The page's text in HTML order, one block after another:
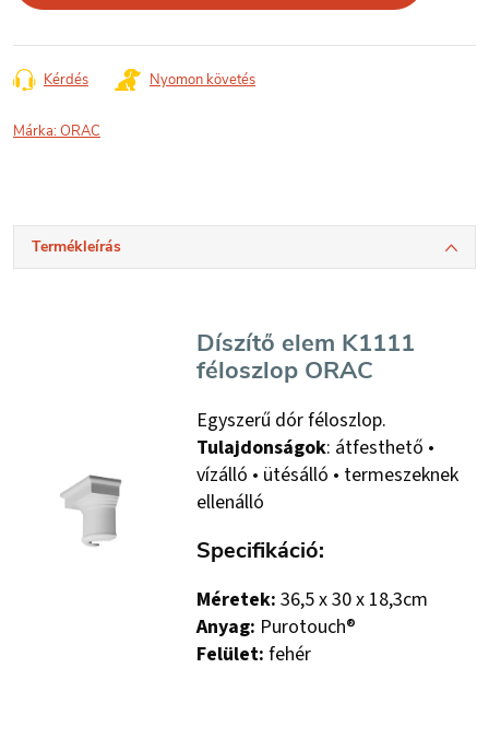
Kérdés Nyomon követés
Márka:ORAC
Termékleírás
Díszítő elem K1111
féloszlop ORAC
Egyszerű dór féloszlop.
Tulajdonságok: átfesthető •
vízálló • ütésálló • termeszeknek
ellenálló
Specifikáció:
Méretek: 36,5 x 30 x 18,3cm
Anyag: Purotouch®
Felület: fehér